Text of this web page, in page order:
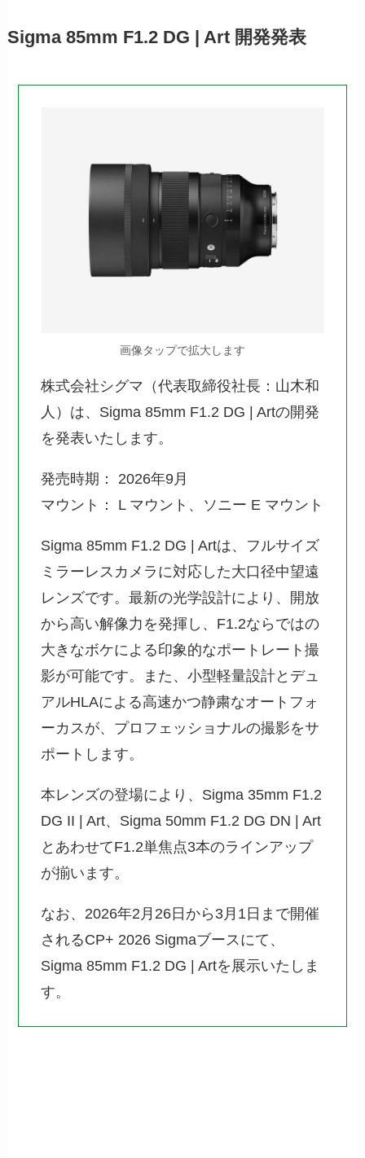
Sigma 85mm F1.2 DG | Art 開発発表
画像タップで拡大します
株式会社シグマ（代表取締役社長：山木和
人）は、Sigma 85mm F1.2 DG | Artの開発
を発表いたします。
発売時期： 2026年9月
マウント： L マウント、ソニー E マウント
Sigma 85mm F1.2 DG | Artは、フルサイズ
ミラーレスカメラに対応した大口径中望遠
レンズです。最新の光学設計により、開放
から高い解像力を発揮し、F1.2ならではの
大きなボケによる印象的なポートレート撮
影が可能です。また、小型軽量設計とデュ
アルHLAによる高速かつ静粛なオートフォ
ーカスが、プロフェッショナルの撮影をサ
ポートします。
本レンズの登場により、Sigma 35mm F1.2
DG II | Art、Sigma 50mm F1.2 DG DN | Art
とあわせてF1.2単焦点3本のラインアップ
が揃います。
なお、2026年2月26日から3月1日まで開催
されるCP+ 2026 Sigmaブースにて、
Sigma 85mm F1.2 DG | Artを展示いたしま
す。